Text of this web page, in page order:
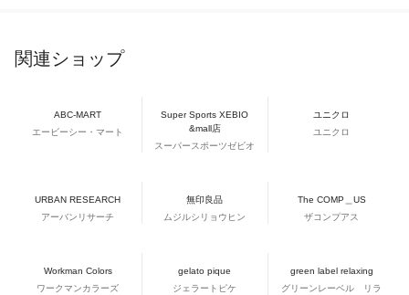
関連ショップ
ABC-MART
エービーシー・マート
Super Sports XEBIO
&mall店
スーパースポーツゼビオ
ユニクロ
ユニクロ
URBAN RESEARCH
アーバンリサーチ
無印良品
ムジルシリョウヒン
The COMP＿US
ザコンプアス
Workman Colors
ワークマンカラーズ
gelato pique
ジェラートピケ
green label relaxing
グリーンレーベル リラ